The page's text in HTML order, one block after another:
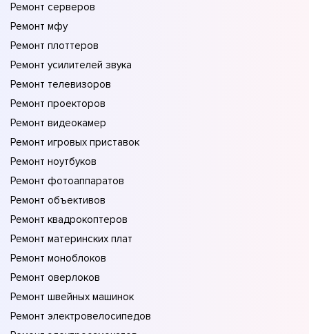
Ремонт серверов
Ремонт мфу
Ремонт плоттеров
Ремонт усилителей звука
Ремонт телевизоров
Ремонт проекторов
Ремонт видеокамер
Ремонт игровых приставок
Ремонт ноутбуков
Ремонт фотоаппаратов
Ремонт объективов
Ремонт квадрокоптеров
Ремонт материнских плат
Ремонт моноблоков
Ремонт оверлоков
Ремонт швейных машинок
Ремонт электровелосипедов